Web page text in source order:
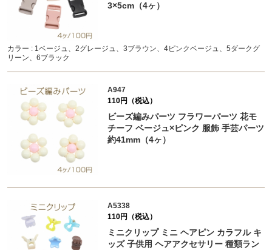
3×5cm（4ヶ）
カラー : 1ベージュ、2グレージュ、3ブラウン、4ピンクベージュ、5ダークグ
リーン、6ブラック
A947
110円（税込）
ビーズ編みパーツ フラワーパーツ 花モ
チーフ ベージュ×ピンク 服飾 手芸パーツ
約41mm（4ヶ）
A5338
110円（税込）
ミニクリップ ミニ ヘアピン カラフル キ
ッズ 子供用 ヘアアクセサリー 種類ラン